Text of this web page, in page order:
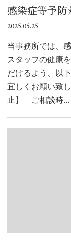
感染症等予
2025.05.25
当事務所では、
スタッフの健康
だけるよう、以
宜しくお願い致
止】 ご相談時…